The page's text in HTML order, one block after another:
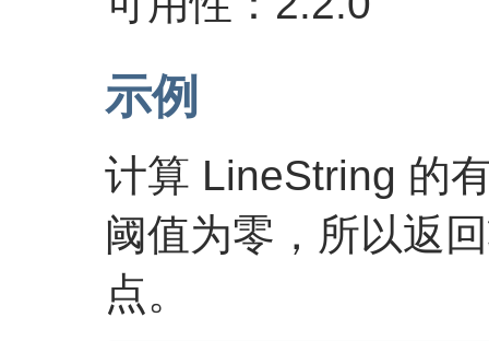
示例
计算 LineString 的
阈值为零，所以返
点。